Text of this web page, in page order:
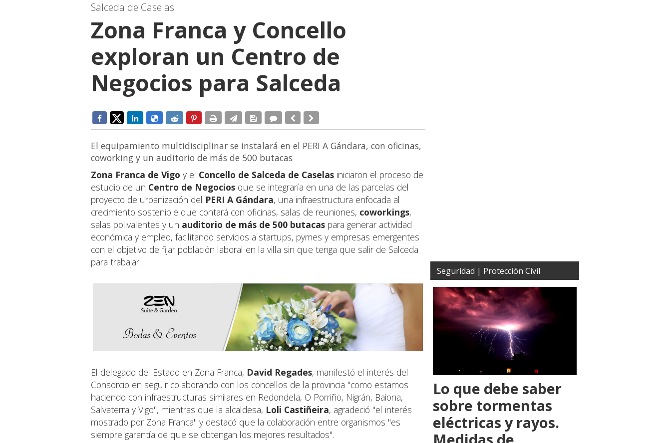
Salceda de Caselas
Zona Franca y Concello
exploran un Centro de
Negocios para Salceda
El equipamiento multidisciplinar se instalará en el PERI A Gándara, con oficinas,
coworking y un auditorio de más de 500 butacas
Zona Franca de Vigo y el Concello de Salceda de Caselas iniciaron el proceso de
estudio de un Centro de Negocios que se integraría en una de las parcelas del
proyecto de urbanización del PERI A Gándara, una infraestructura enfocada al
crecimiento sostenible que contará con oficinas, salas de reuniones, coworkings,
salas polivalentes y un auditorio de más de 500 butacas para generar actividad
económica y empleo, facilitando servicios a startups, pymes y empresas emergentes
con el objetivo de fijar población laboral en la villa sin que tenga que salir de Salceda
para trabajar.
El delegado del Estado en Zona Franca, David Regades, manifestó el interés del
Consorcio en seguir colaborando con los concellos de la provincia "como estamos
haciendo con infraestructuras similares en Redondela, O Porriño, Nigrán, Baiona,
Salvaterra y Vigo", mientras que la alcaldesa, Loli Castiñeira, agradeció "el interés
mostrado por Zona Franca" y destacó que la colaboración entre organismos "es
siempre garantía de que se obtengan los mejores resultados".
Seguridad | Protección Civil
Lo que debe saber
sobre tormentas
eléctricas y rayos.
Medidas de